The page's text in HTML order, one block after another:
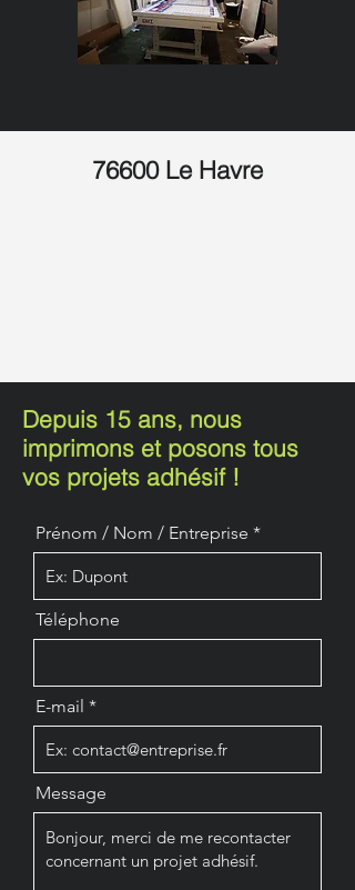
76600 Le Havre
Depuis 15 ans, nous
imprimons et posons tous
vos projets adhésif !
Prénom / Nom / Entreprise
Téléphone
E-mail
Message